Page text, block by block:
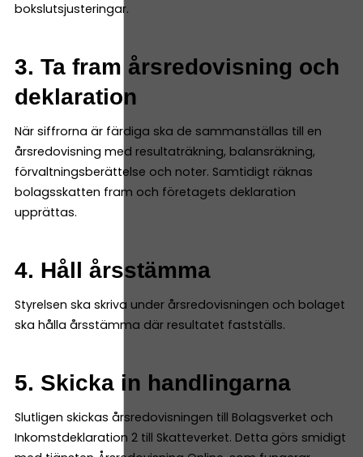
bokslutsjusteringar.
3. Ta fram årsredovisning och
deklaration
När siffrorna är färdiga ska de sammanställas till en
årsredovisning med resultaträkning, balansräkning,
förvaltningsberättelse och noter. Samtidigt räknas
bolagsskatten fram och företagets deklaration
upprättas.
4. Håll årsstämma
Styrelsen ska skriva under årsredovisningen och bolaget
ska hålla årsstämma där resultatet fastställs.
5. Skicka in handlingarna
Slutligen skickas årsredovisningen till Bolagsverket och
Inkomstdeklaration 2 till Skatteverket. Detta görs smidigt